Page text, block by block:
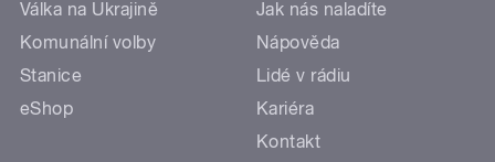
Válka na Ukrajině
Komunální volby
Stanice
eShop
Jak nás naladíte
Nápověda
Lidé v rádiu
Kariéra
Kontakt